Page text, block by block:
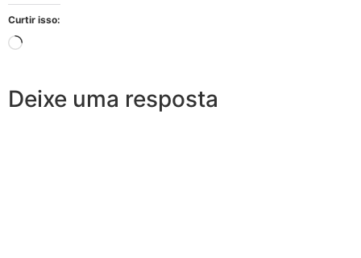
Curtir isso:
Deixe uma resposta